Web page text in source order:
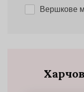
Вершкове